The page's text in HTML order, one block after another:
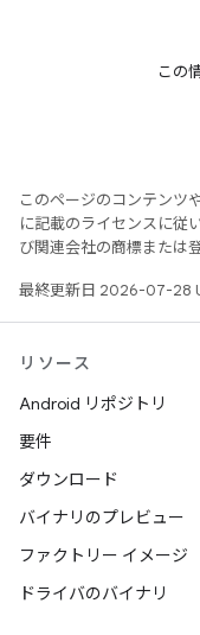
この
このページのコンテンツ
に記載のライセンスに従
び関連会社の商標または
最終更新日 2026-07-28
リソース
Android リポジトリ
要件
ダウンロード
バイナリのプレビュー
ファクトリー イメージ
ドライバのバイナリ